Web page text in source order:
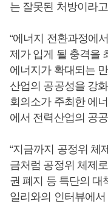
는 잘못된 처방이라
“에너지 전환과정에
제가 입게 될 충격을
에너지가 확대되는
산업의 공공성을 강
회의소가 주최한 에
에서 전력산업의 공
“지금까지 공정위 체
금처럼 공정위 체제
권 폐지 등 특단의 대
일리와의 인터뷰에